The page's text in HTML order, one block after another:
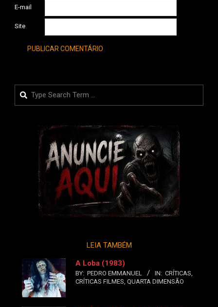
E-mail
Site
Search
LEIA TAMBÉM
A Loba (1983)
BY: PEDRO EMMANUEL IN: CRÍTICAS,
CRÍTICAS FILMES, QUARTA DIMENSÃO